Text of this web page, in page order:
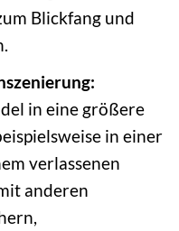
Blickfang und
in eine größere
in einer
verlassenen
anderen